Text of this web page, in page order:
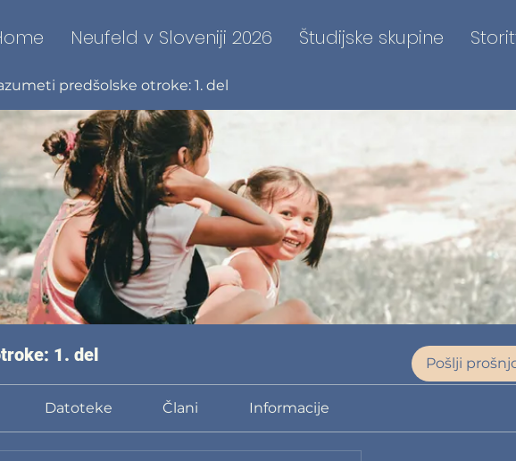
Neufeld v Sloveniji 2026 Študijske skupine
predšolske otroke: 1. del
1. del Pošlji
Datoteke Člani Informacije